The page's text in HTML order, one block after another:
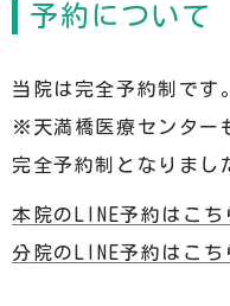
予約について
当院は完全予約制です
※天満橋医療センター
完全予約制となりまし
本院のLINE予約はこち
分院のLINE予約はこち